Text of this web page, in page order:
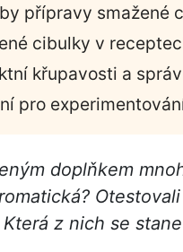
přípravy smažené
cibulky v
křupavosti a
pro
doplňkem
z nich se